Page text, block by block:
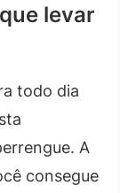
levar
todo dia
A
consegue